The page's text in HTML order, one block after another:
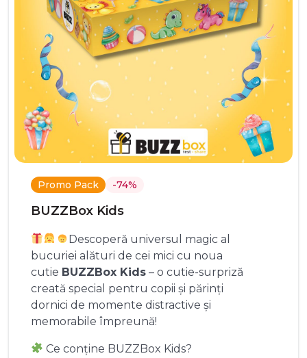
Promo Pack -74%
BUZZBox Kids
Descoperă universul magic al
bucuriei alături de cei mici cu noua
cutie BUZZBox Kids – o cutie-surpriză
creată special pentru copii și părinți
dornici de momente distractive și
memorabile împreună!
Ce conține BUZZBox Kids?